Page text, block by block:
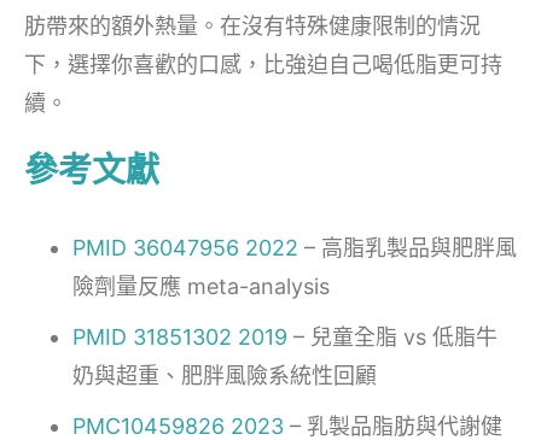
肪帶來的額外熱量。在沒有特殊健康限制的情況
下，選擇你喜歡的口感，比強迫自己喝低脂更可持
續。
參考文獻
PMID 36047956 2022 – 高脂乳製品與肥胖風
險劑量反應 meta-analysis
PMID 31851302 2019 – 兒童全脂 vs 低脂牛
奶與超重、肥胖風險系統性回顧
PMC10459826 2023 – 乳製品脂肪與代謝健